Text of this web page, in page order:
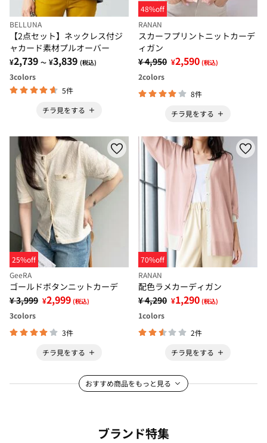
BELLUNA
【2点セット】ネックレス付ジ
ャカード素材プルオーバー
¥2,739 ～ ¥3,839 (税込)
3colors
5件
チラ見をする
48%off
RANAN
スカーフプリントニットカーデ
ィガン
¥ 4,950 ¥2,590 (税込)
2colors
8件
チラ見をする
25%off
GeeRA
ゴールドボタンニットカーデ
¥ 3,999 ¥2,999 (税込)
3colors
3件
チラ見をする
70%off
RANAN
配色ラメカーディガン
¥ 4,290 ¥1,290 (税込)
1colors
2件
チラ見をする
おすすめ商品をもっと見る
ブランド特集